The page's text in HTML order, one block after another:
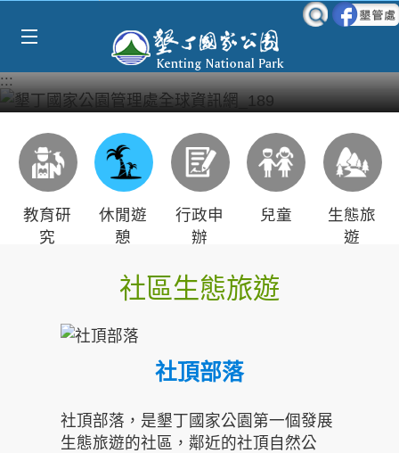
:::
教育研
究
休閒遊
憩
行政申
辦
兒童
生態旅
遊
社區生態旅遊
社頂部落
社頂部落，是墾丁國家公園第一個發展
生態旅遊的社區，鄰近的社頂自然公